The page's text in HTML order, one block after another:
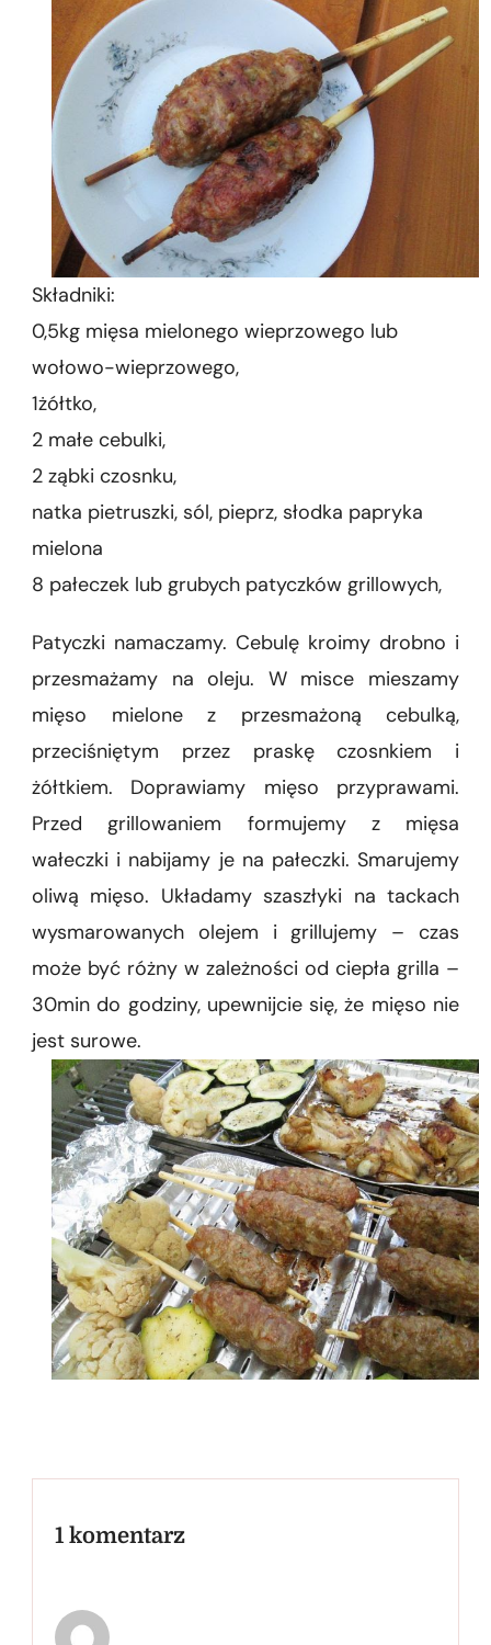
Składniki:
0,5kg mięsa mielonego wieprzowego lub
wołowo-wieprzowego,
1żółtko,
2 małe cebulki,
2 ząbki czosnku,
natka pietruszki, sól, pieprz, słodka papryka
mielona
8 pałeczek lub grubych patyczków grillowych,
Patyczki namaczamy. Cebulę kroimy drobno i
przesmażamy na oleju. W misce mieszamy
mięso mielone z przesmażoną cebulką,
przeciśniętym przez praskę czosnkiem i
żółtkiem. Doprawiamy mięso przyprawami.
Przed grillowaniem formujemy z mięsa
wałeczki i nabijamy je na pałeczki. Smarujemy
oliwą mięso. Układamy szaszłyki na tackach
wysmarowanych olejem i grillujemy – czas
może być różny w zależności od ciepła grilla –
30min do godziny, upewnijcie się, że mięso nie
jest surowe.
1 komentarz